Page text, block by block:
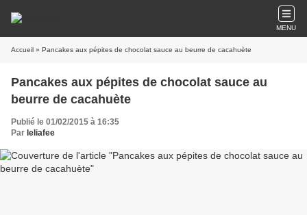
MENU
Accueil » Pancakes aux pépites de chocolat sauce au beurre de cacahuète
Pancakes aux pépites de chocolat sauce au
beurre de cacahuète
Publié le 01/02/2015 à 16:35
Par leliafee